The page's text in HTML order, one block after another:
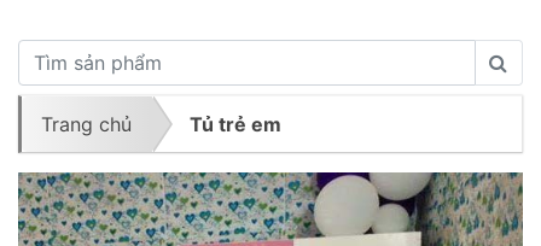
Trang chủ Tủ trẻ em